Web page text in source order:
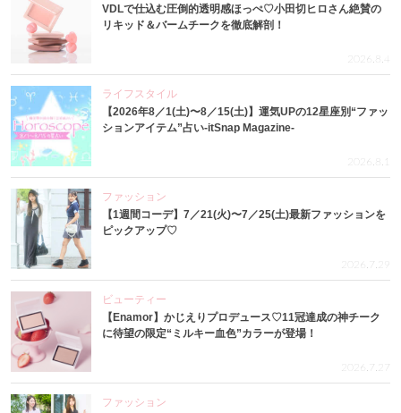
VDLで仕込む圧倒的透明感ほっぺ♡小田切ヒロさん絶賛の
リキッド＆バームチークを徹底解剖！
2026.8.4
ライフスタイル
【2026年8／1(土)〜8／15(土)】運気UPの12星座別“ファッ
ションアイテム”占い-itSnap Magazine-
2026.8.1
ファッション
【1週間コーデ】7／21(火)〜7／25(土)最新ファッションを
ピックアップ♡
2026.7.29
ビューティー
【Enamor】かじえりプロデュース♡11冠達成の神チーク
に待望の限定“ミルキー血色”カラーが登場！
2026.7.27
ファッション